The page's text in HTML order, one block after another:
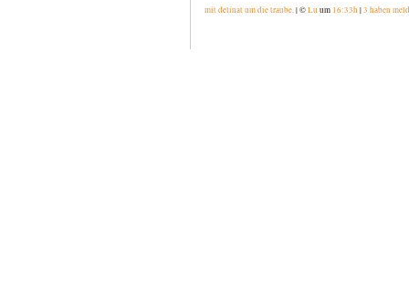
mit delinat um die traube.| ©Lu um 16:33h |3 haben